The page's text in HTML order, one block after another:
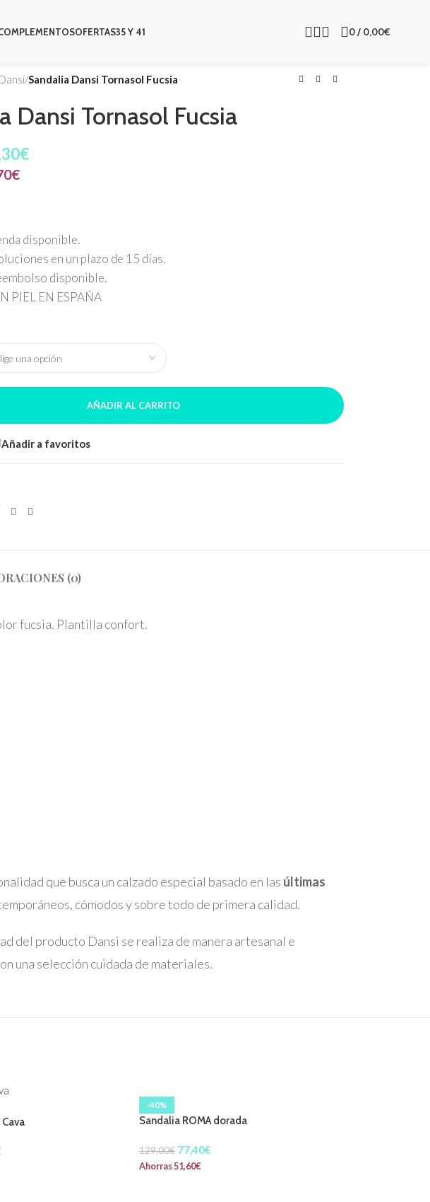
OFERTAS35 Y 41 0/ 0,00€
/Sandalia Dansi Tornasol Fucsia
Dansi Tornasol Fucsia
€
€
disponible.
en un plazo de 15 días.
disponible.
PIEL EN ESPAÑA
AÑADIR AL CARRITO
Añadir a favoritos
(0)
fucsia. Plantilla confort.
que busca un calzado especial basado en las últimas
cómodos y sobre todo de primera calidad.
del producto Dansi se realiza de manera artesanal e
una selección cuidada de materiales.
-40%
Sandalia ROMA dorada
129,00€ 77,40€
Ahorras51,60€